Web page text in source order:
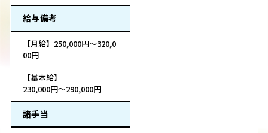
給与備考
【月給】250,000円～320,0
00円
【基本給】
230,000円～290,000円
諸手当